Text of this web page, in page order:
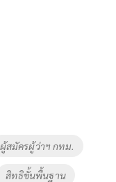
ผู้สมัครผู้ว่าฯ กทม.
สิทธิขั้นพื้นฐาน